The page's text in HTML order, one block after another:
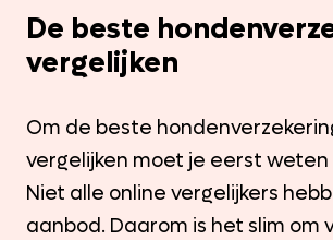
De beste
vergelijken
Om de beste
vergelijken moet je eerst weten
Niet alle online vergelijkers
aanbod. Daarom is het slim om